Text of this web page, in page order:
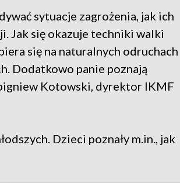
sytuacje zagrożenia, jak ich
Jak się okazuje techniki walki
się na naturalnych odruchach
Dodatkowo panie poznają
Kotowski, dyrektor IKMF
Dzieci poznały m.in., jak